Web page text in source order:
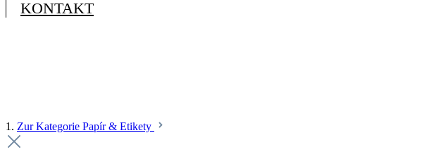
KONTAKT
1. Zur Kategorie Papír & Etikety